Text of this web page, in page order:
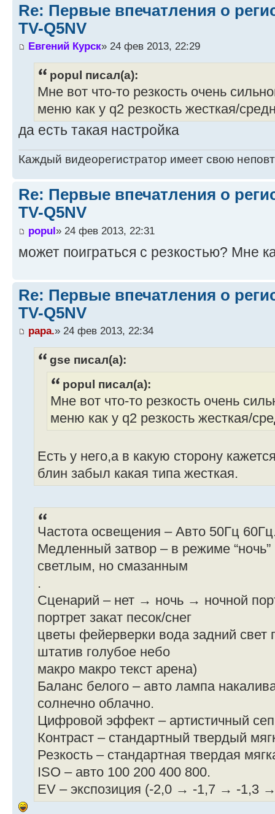
Re: Первые впечатления о
TV-Q5NV
Евгений Курск» 24 фев 2013, 22:29
popul писал(а):
Мне вот что-то резкость очень
меню как у q2 резкость жесткая/
да есть такая настройка
Каждый видеорегистратор имеет свою
Re: Первые впечатления о
TV-Q5NV
popul» 24 фев 2013, 22:31
может поиграться с резкостью? Мне
Re: Первые впечатления о
TV-Q5NV
papa.» 24 фев 2013, 22:34
gse писал(а):
popul писал(а):
Мне вот что-то резкость очень
меню как у q2 резкость жесткая/
Есть у него,а в какую сторону
блин забыл какая типа жесткая.
Частота освещения – Авто 50Гц
Медленный затвор – в режиме
светлым, но смазанным
.
Сценарий – нет → ночь → ночной
портрет закат песок/снег
цветы фейерверки вода задний свет
штатив голубое небо
макро макро текст арена)
Баланс белого – авто лампа
солнечно облачно.
Цифровой эффект – артистичный
Контраст – стандартный твердый
Резкость – стандартная твердая
ISO – авто 100 200 400 800.
EV – экспозиция (-2,0 → -1,7 → -